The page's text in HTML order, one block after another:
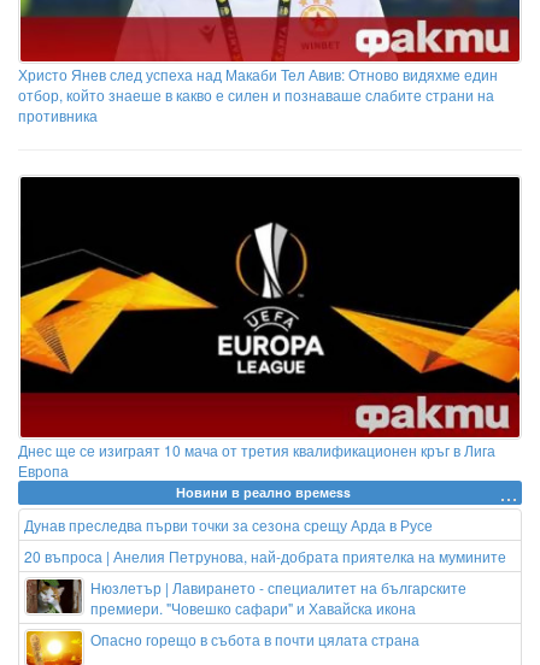
Христо Янев след успеха над Макаби Тел Авив: Отново видяхме един
отбор, който знаеше в какво е силен и познаваше слабите страни на
противника
Днес ще се изиграят 10 мача от третия квалификационен кръг в Лига
Европа
Новини в реално времеss
Дунав преследва първи точки за сезона срещу Арда в Русе
20 въпроса | Анелия Петрунова, най-добрата приятелка на мумините
Нюзлетър | Лавирането - специалитет на българските
премиери. "Човешко сафари" и Хавайска икона
Опасно горещо в събота в почти цялата страна